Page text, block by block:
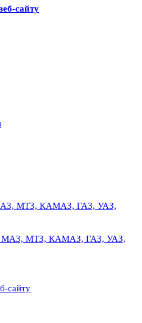
сайту
МТЗ, КАМАЗ, ГАЗ, УАЗ,
МАЗ, МТЗ, КАМАЗ, ГАЗ, УАЗ,
сайту